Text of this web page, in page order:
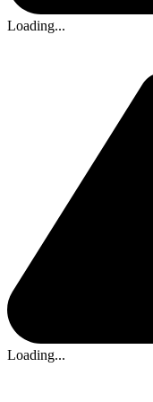
Loading...
Loading...